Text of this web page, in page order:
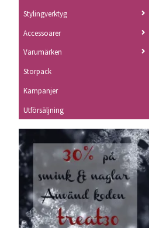
Stylingverktyg
Accessoarer
Varumärken
Storpack
Kampanjer
Utförsäljning